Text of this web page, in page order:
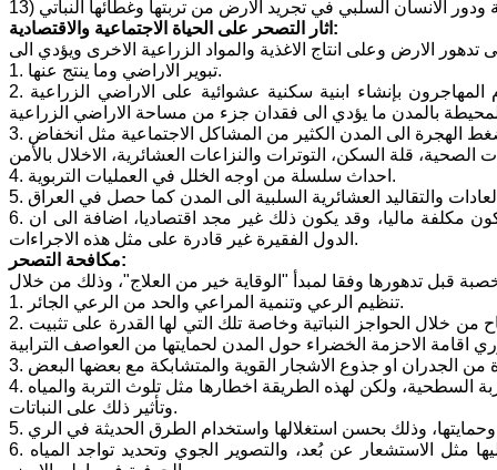
اثار التصحر على الحياة الاجتماعية والاقتصادية:
1. تبوير الاراضي وما ينتج عنها.
2. تزايد هجرة سكان الريف والرعاة نحو المدن طلبا للعمل ولحياة أفضل حيث يقوم المهاجرون بإنشاء ابنية سكنية عشوائية على الاراضي الزراعية
3. خسارة القوى العاملة في الريف ما يؤدي الى نقص الايدي العاملة في الريف ويولد ضغط الهجرة الى المدن الكثير من المشاكل الاجتماعية مثل انخفاض
4. احداث سلسلة من اوجه الخلل في العمليات التربوية.
6. الاضرار الكبيرة التي يحدثها التصحر، تحتاج الى استصلاح الاراضي الزراعية والتي تكون مكلفة ماليا، وقد يكون ذلك غير مجد اقتصاديا، اضافة الى ان
الدول الفقيرة غير قادرة على مثل هذه الاجراءات.
مكافحة التصحر:
1. تنظيم الرعي وتنمية المراعي والحد من الرعي الجائر.
2. العمل على تثبيت الكثبان الرملية عن طريق انشاء الحواجز العمودية على اتجاه الرياح من خلال الحواجز النباتية وخاصة تلك التي لها القدرة على تثبيت
4. الطرق الكيميائية مثل استخدام مشتقات النفط وتكون على شكل رذاذ يلقى على التربة السطحية، ولكن لهذه الطريقة اخطارها مثل تلوث التربة والمياه
وتأثير ذلك على النباتات.
6. تطوير القدرات البشرية، وذلك باستخدام التكنولوجيا الحديثة وتدريب المختصين عليها مثل الاستشعار عن بُعد، والتصوير الجوي وتحديد تواجد المياه